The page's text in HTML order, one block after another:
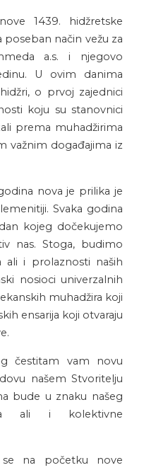
1439. hidžretske
poseban način vežu za
a.s. i njegovo
U ovim danima
o prvoj zajednici
koju su stanovnici
prema muhadžirima
važnim događajima iz
nova je prilika je
Svaka godina
kojeg dočekujemo
nas. Stoga, budimo
ali i prolaznosti naših
nosioci univerzalnih
muhadžira koji
ensarija koji otvaraju
čestitam vam novu
našem Stvoritelju
bude u znaku našeg
ali i kolektivne
na početku nove